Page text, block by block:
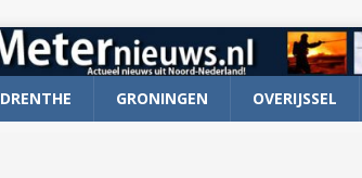
DRENTHE GRONINGEN OVERIJSSEL